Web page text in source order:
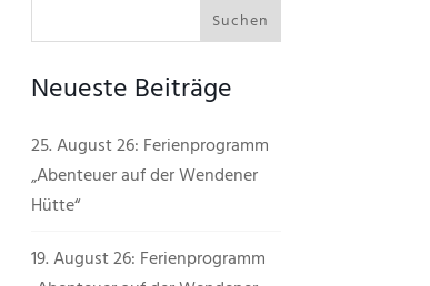
Neueste Beiträge
25. August 26: Ferienprogramm
„Abenteuer auf der Wendener
Hütte“
19. August 26: Ferienprogramm